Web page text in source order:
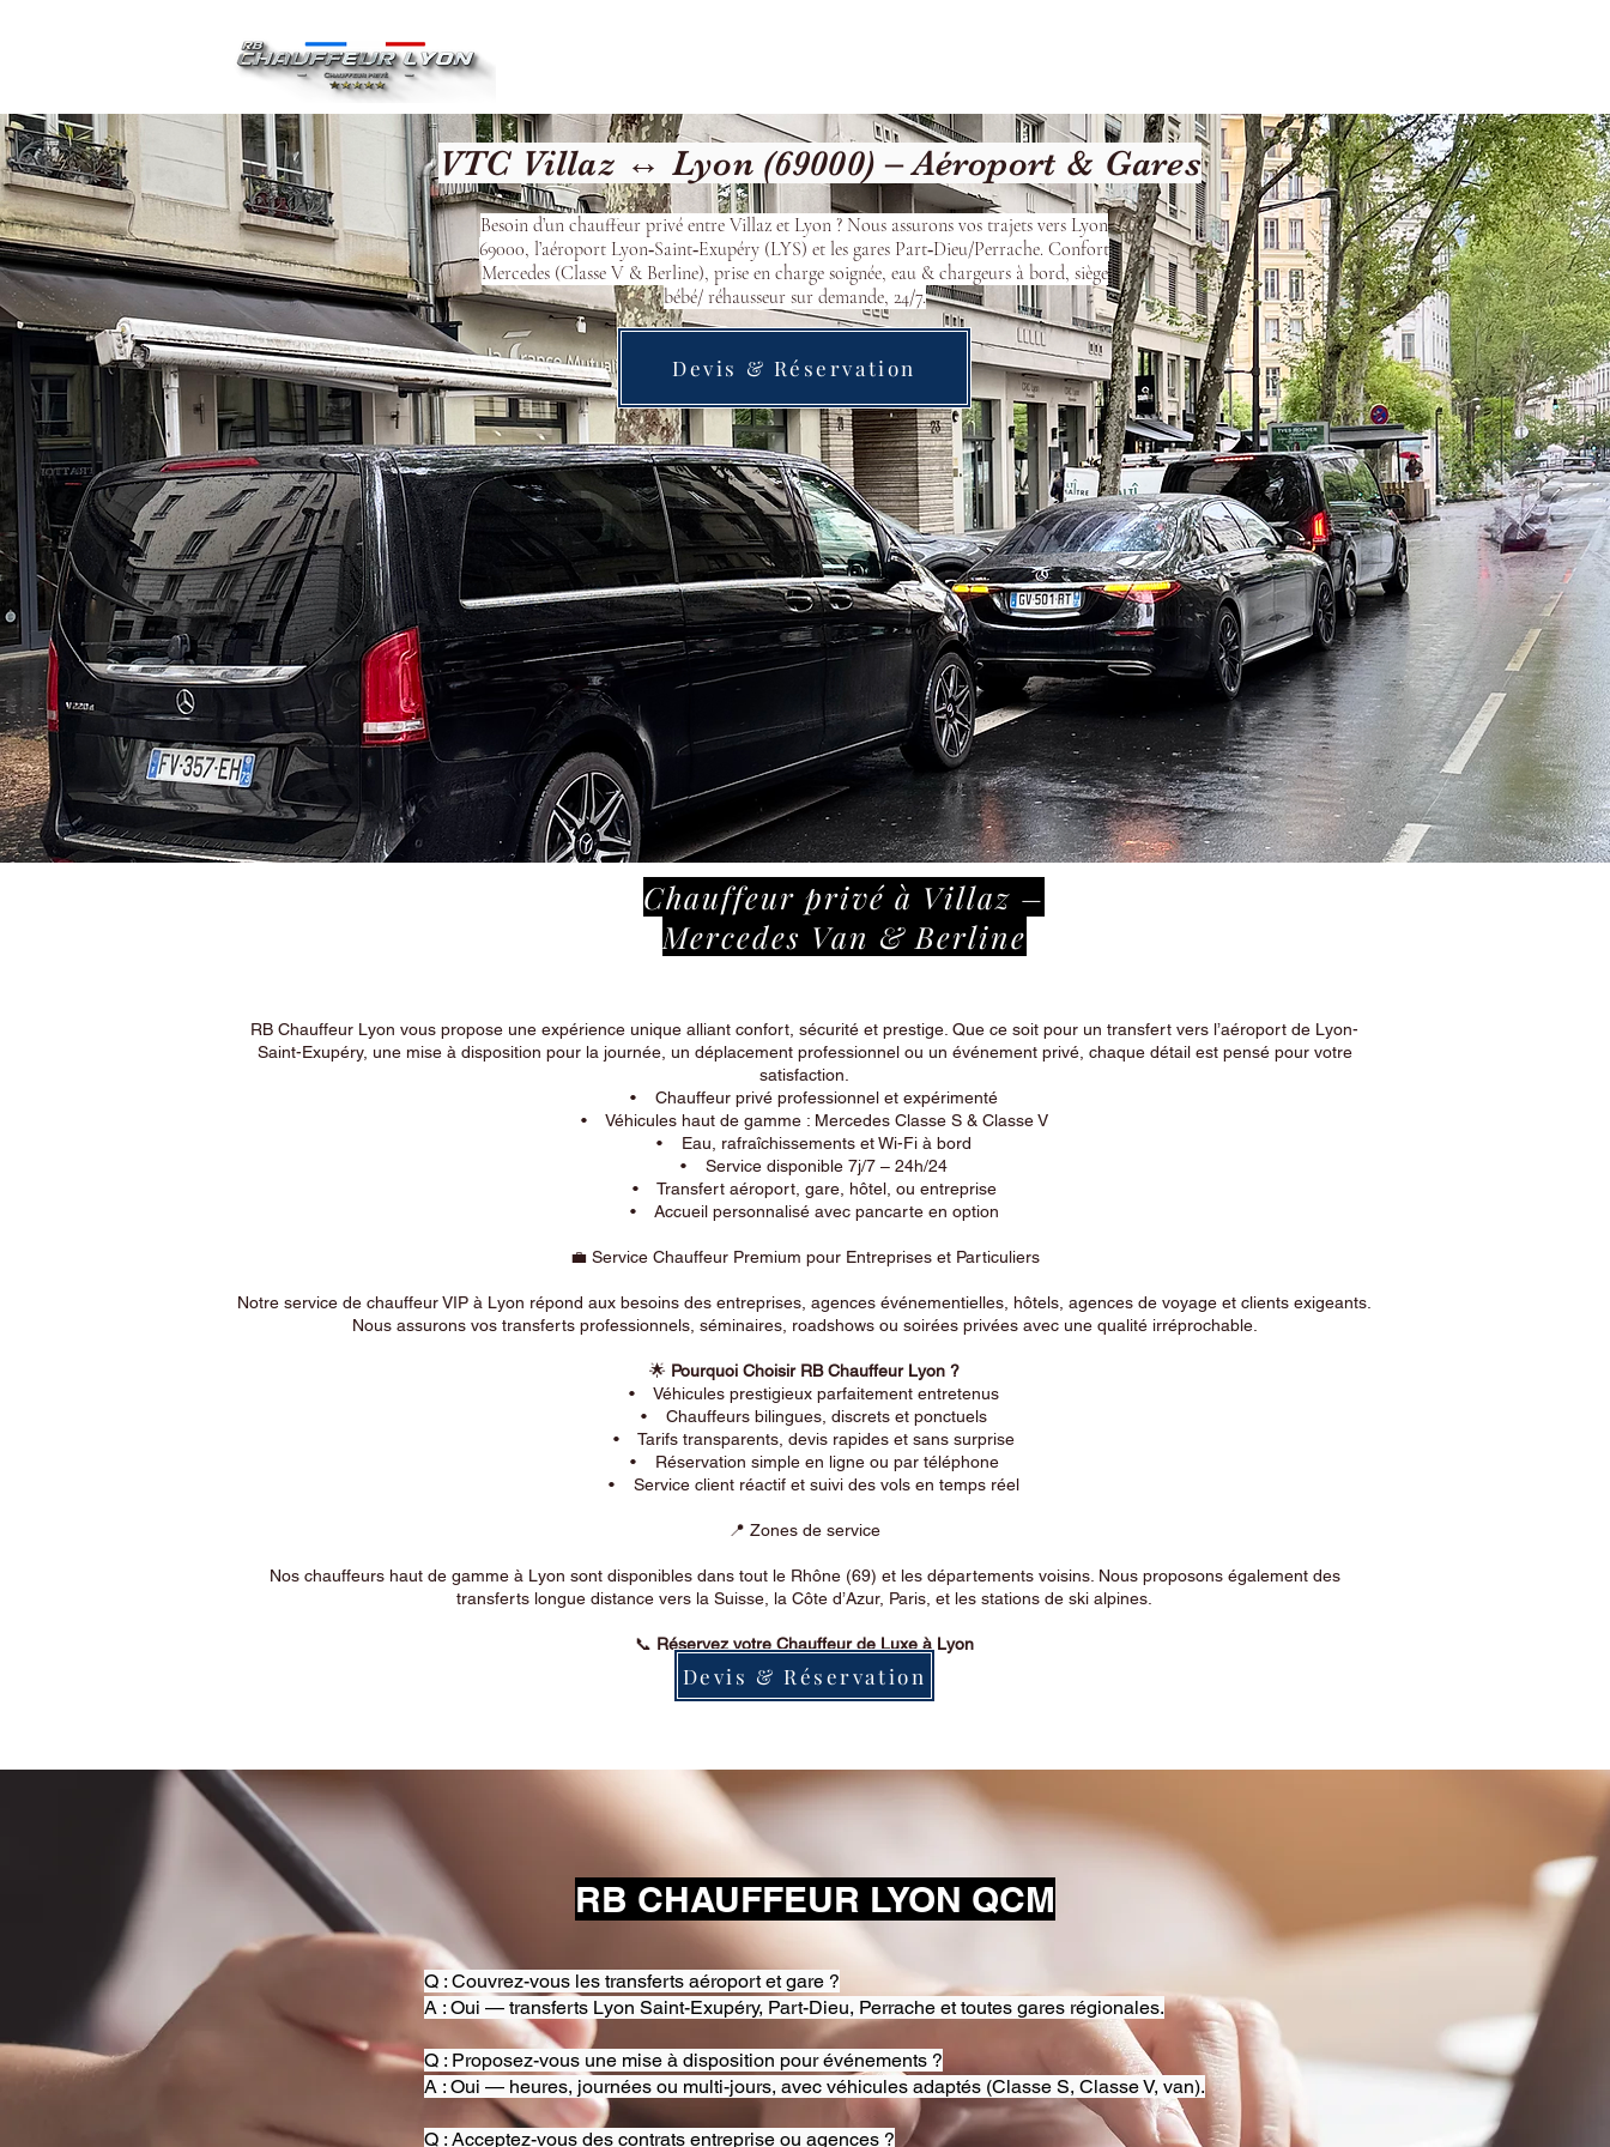
VTC Villaz ↔ Lyon (69000) – Aéroport & Gares
Besoin d’un chauffeur privé entre Villaz et Lyon ? Nous assurons vos trajets vers Lyon
69000, l’aéroport Lyon‑Saint‑Exupéry (LYS) et les gares Part‑Dieu/Perrache. Confort
Mercedes (Classe V & Berline), prise en charge soignée, eau & chargeurs à bord, siège
bébé/ réhausseur sur demande, 24/7.
Devis & Réservation
Chauffeur privé à Villaz –
Mercedes Van & Berline
RB Chauffeur Lyon vous propose une expérience unique alliant confort, sécurité et prestige. Que ce soit pour un transfert vers l’aéroport de Lyon-
Saint-Exupéry, une mise à disposition pour la journée, un déplacement professionnel ou un événement privé, chaque détail est pensé pour votre
satisfaction.
• Chauffeur privé professionnel et expérimenté
• Véhicules haut de gamme : Mercedes Classe S & Classe V
• Eau, rafraîchissements et Wi-Fi à bord
• Service disponible 7j/7 – 24h/24
• Transfert aéroport, gare, hôtel, ou entreprise
• Accueil personnalisé avec pancarte en option
💼 Service Chauffeur Premium pour Entreprises et Particuliers
Notre service de chauffeur VIP à Lyon répond aux besoins des entreprises, agences événementielles, hôtels, agences de voyage et clients exigeants.
Nous assurons vos transferts professionnels, séminaires, roadshows ou soirées privées avec une qualité irréprochable.
🌟 Pourquoi Choisir RB Chauffeur Lyon ?
• Véhicules prestigieux parfaitement entretenus
• Chauffeurs bilingues, discrets et ponctuels
• Tarifs transparents, devis rapides et sans surprise
• Réservation simple en ligne ou par téléphone
• Service client réactif et suivi des vols en temps réel
📍 Zones de service
Nos chauffeurs haut de gamme à Lyon sont disponibles dans tout le Rhône (69) et les départements voisins. Nous proposons également des
transferts longue distance vers la Suisse, la Côte d’Azur, Paris, et les stations de ski alpines.
📞 Réservez votre Chauffeur de Luxe à Lyon
Devis & Réservation
RB CHAUFFEUR LYON QCM
Q : Couvrez-vous les transferts aéroport et gare ?
A : Oui — transferts Lyon Saint-Exupéry, Part-Dieu, Perrache et toutes gares régionales.
Q : Proposez-vous une mise à disposition pour événements ?
A : Oui — heures, journées ou multi-jours, avec véhicules adaptés (Classe S, Classe V, van).
Q : Acceptez-vous des contrats entreprise ou agences ?